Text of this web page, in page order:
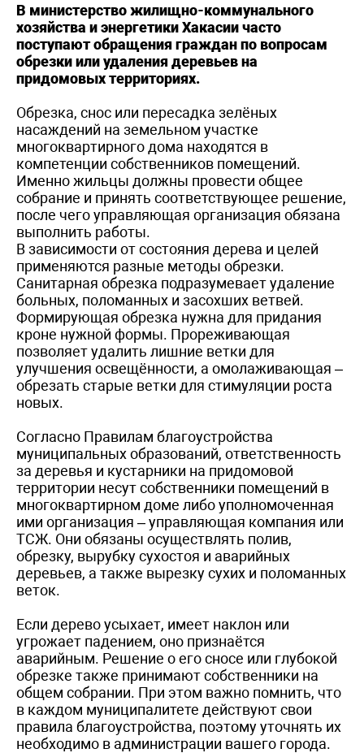
В министерство жилищно-коммунального
хозяйства и энергетики Хакасии часто
поступают обращения граждан по вопросам
обрезки или удаления деревьев на
придомовых территориях.
Обрезка, снос или пересадка зелёных
насаждений на земельном участке
многоквартирного дома находятся в
компетенции собственников помещений.
Именно жильцы должны провести общее
собрание и принять соответствующее решение,
после чего управляющая организация обязана
выполнить работы.
В зависимости от состояния дерева и целей
применяются разные методы обрезки.
Санитарная обрезка подразумевает удаление
больных, поломанных и засохших ветвей.
Формирующая обрезка нужна для придания
кроне нужной формы. Прореживающая
позволяет удалить лишние ветки для
улучшения освещённости, а омолаживающая –
обрезать старые ветки для стимуляции роста
новых.
Согласно Правилам благоустройства
муниципальных образований, ответственность
за деревья и кустарники на придомовой
территории несут собственники помещений в
многоквартирном доме либо уполномоченная
ими организация – управляющая компания или
ТСЖ. Они обязаны осуществлять полив,
обрезку, вырубку сухостоя и аварийных
деревьев, а также вырезку сухих и поломанных
веток.
Если дерево усыхает, имеет наклон или
угрожает падением, оно признаётся
аварийным. Решение о его сносе или глубокой
обрезке также принимают собственники на
общем собрании. При этом важно помнить, что
в каждом муниципалитете действуют свои
правила благоустройства, поэтому уточнять их
необходимо в администрации вашего города.